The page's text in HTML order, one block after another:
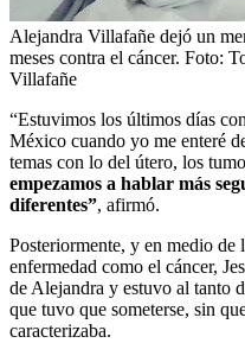
Alejandra Villafañe dejó un
meses contra el cáncer. Foto:
Villafañe
“Estuvimos los últimos días
México cuando yo me enteré
temas con lo del útero, los
empezamos a hablar más
diferentes”, afirmó.
Posteriormente, y en medio de
enfermedad como el cáncer,
de Alejandra y estuvo al tanto
que tuvo que someterse, sin
caracterizaba.